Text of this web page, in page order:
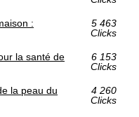
:
5 463
Clicks
la santé de
6 153
Clicks
la peau du
4 260
Clicks